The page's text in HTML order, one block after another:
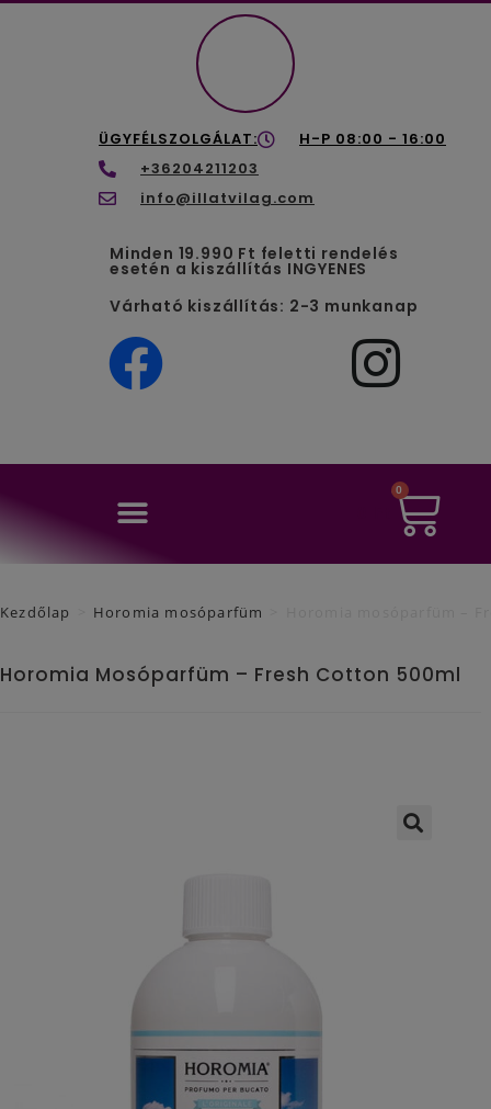
ÜGYFÉLSZOLGÁLAT:
H-P 08:00 - 16:00
+36204211203
info@illatvilag.com
Minden 19.990 Ft feletti rendelés
esetén a kiszállítás INGYENES
Várható kiszállítás: 2-3 munkanap
0
Kezdőlap Horomia mosóparfüm
Horomia Mosóparfüm – Fresh Cotton 500ml